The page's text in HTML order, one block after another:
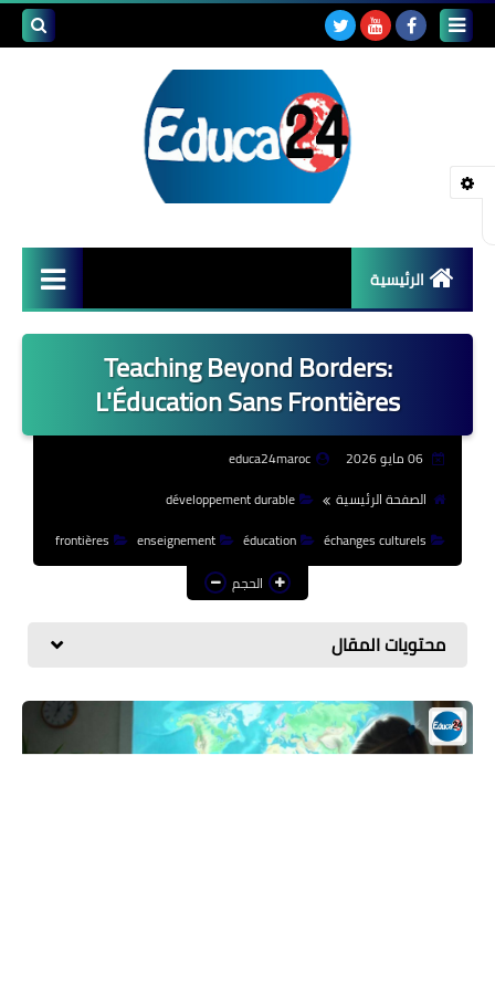
الرئيسية
أصداء المدارس
قضايا تربوية
مشاكل التعليم
مواضيع تربوية
Teaching Beyond Borders:
L'Éducation Sans Frontières
06 مايو 2026
educa24maroc
الصفحة الرئيسية
développement durable
échanges culturels
éducation
enseignement
frontières
الحجم
محتويات المقال